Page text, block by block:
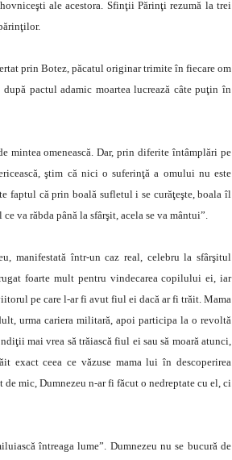
ale acestora. Sfinţii Părinţi rezumă la trei
prin Botez, păcatul originar trimite în fiecare om
pactul adamic moartea lucrează câte puţin în
mintea omenească. Dar, prin diferite întâmplări pe
ştim că nici o suferinţă a omului nu este
faptul că prin boală sufletul i se curăţeşte, boala îl
va răbda până la sfârşit, acela se va mântui”.
manifestată într-un caz real, celebru la sfârşitul
foarte mult pentru vindecarea copilului ei, iar
pe care l-ar fi avut fiul ei dacă ar fi trăit. Mama
urma cariera militară, apoi participa la o revoltă
mai vrea să trăiască fiul ei sau să moară atunci,
ceea ce văzuse mama lui în descoperirea
mic, Dumnezeu n-ar fi făcut o nedreptate cu el, ci
întreaga lume”. Dumnezeu nu se bucură de